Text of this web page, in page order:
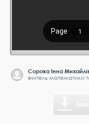
Сорока Інна
вчитель математики